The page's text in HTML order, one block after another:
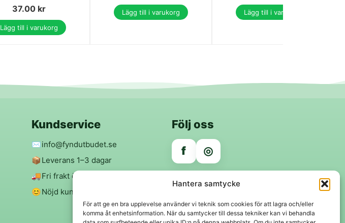
Hantera samtycke
För att ge en bra upplevelse använder vi teknik som cookies för att lagra och/eller
komma åt enhetsinformation. När du samtycker till dessa tekniker kan vi behandla
37.00 kr
Lägg till i varukorg
Lägg till i varukorg Lägg till i varukorg
Kundservice
✉️info@fyndutbudet.se
📦 Leverans 1–3 dagar
🚚Fri frakt över 299 kr
😊Nöjd kund-garanti
Följ oss
f ◎
Trygga betalningar
Klarna VISA Mastercard Swish